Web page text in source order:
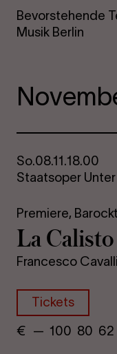
Bevorstehende
Musik Berlin
So.08.11.18.00
Staatsoper
Premiere,
La Ca­lis­to
Francesco Cavalli
Tickets
€
— 100 80​ 62